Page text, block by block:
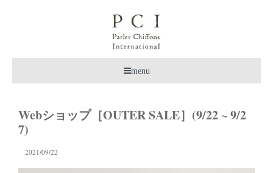
menu
Webショップ［OUTER SALE］(9/22 ~ 9/2
7)
2021/09/22